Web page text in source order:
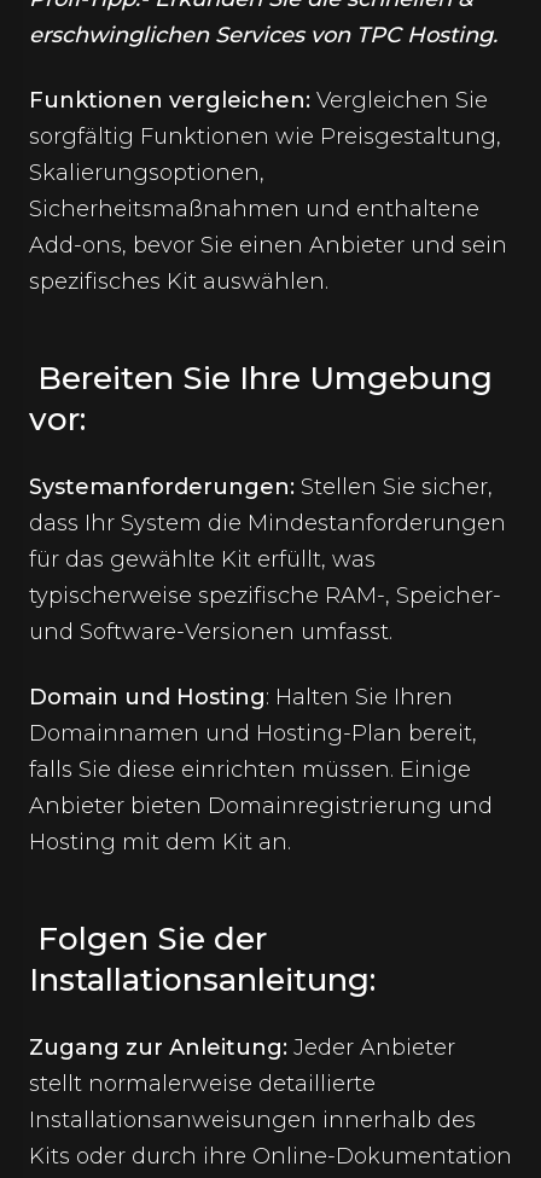
erschwinglichen Services von TPC Hosting.
Funktionen vergleichen: Vergleichen Sie
sorgfältig Funktionen wie Preisgestaltung,
Skalierungsoptionen,
Sicherheitsmaßnahmen und enthaltene
Add-ons, bevor Sie einen Anbieter und sein
spezifisches Kit auswählen.
Bereiten Sie Ihre Umgebung
vor:
Systemanforderungen: Stellen Sie sicher,
dass Ihr System die Mindestanforderungen
für das gewählte Kit erfüllt, was
typischerweise spezifische RAM-, Speicher-
und Software-Versionen umfasst.
Domain und Hosting: Halten Sie Ihren
Domainnamen und Hosting-Plan bereit,
falls Sie diese einrichten müssen. Einige
Anbieter bieten Domainregistrierung und
Hosting mit dem Kit an.
Folgen Sie der
Installationsanleitung:
Zugang zur Anleitung: Jeder Anbieter
stellt normalerweise detaillierte
Installationsanweisungen innerhalb des
Kits oder durch ihre Online-Dokumentation